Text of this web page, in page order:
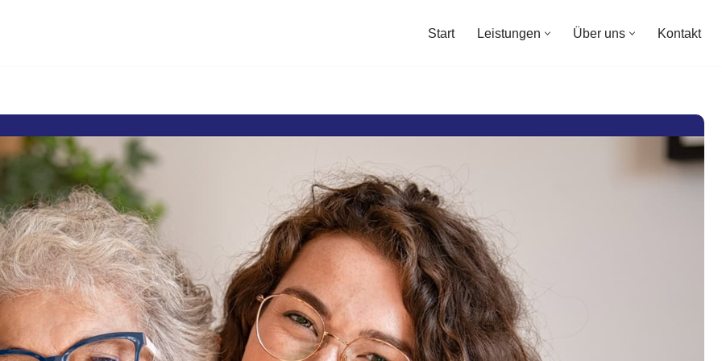
Start Leistungen Über uns Kontakt